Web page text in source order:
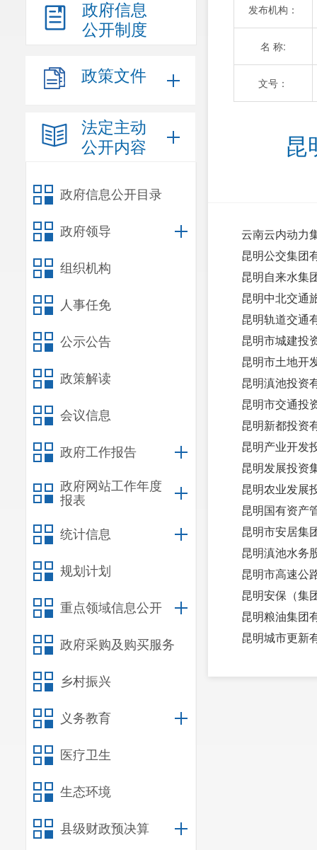
政府信息
公开制度
政策文件
法定主动
公开内容
政府信息公开目录
政府领导
组织机构
人事任免
公示公告
政策解读
会议信息
政府工作报告
政府网站工作年度
报表
统计信息
规划计划
重点领域信息公开
政府采购及购买服务
乡村振兴
义务教育
医疗卫生
生态环境
县级财政预决算
发布机构：
名 称:
文号：
昆
云南云内动力
昆明公交集团
昆明自来水集
昆明中北交通
昆明轨道交通
昆明市城建投
昆明市土地开
昆明滇池投资
昆明市交通投
昆明新都投资
昆明产业开发
昆明发展投资
昆明农业发展
昆明国有资产
昆明市安居集
昆明滇池水务
昆明市高速公
昆明安保（集
昆明粮油集团
昆明城市更新